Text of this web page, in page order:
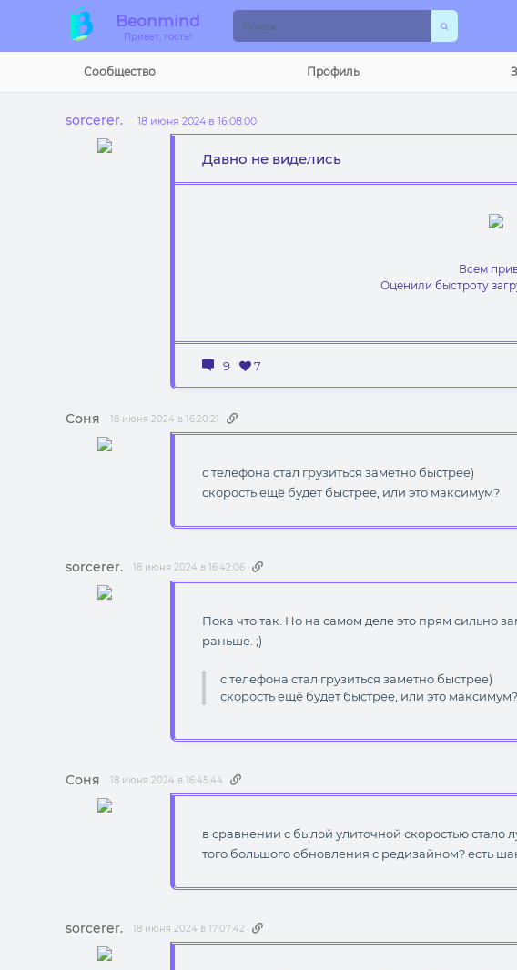
Beonmind
Привет, гость!
Сообщество Профиль
sorcerer. 18 июня 2024 в 16:08:00
Давно не виделись
Всем
Оценили быстроту
9 7
Соня 18 июня 2024 в 16:20:21
с телефона стал грузиться заметно быстрее)
скорость ещё будет быстрее, или это максимум?
sorcerer. 18 июня 2024 в 16:42:06
Пока что так. Но на самом деле это прям сильно
раньше. ;)
с телефона стал грузиться заметно быстрее)
скорость ещё будет быстрее, или это максимум?
Соня 18 июня 2024 в 16:45:44
в сравнении с былой улиточной скоростью стало
того большого обновления с редизайном? есть
sorcerer. 18 июня 2024 в 17:07:42